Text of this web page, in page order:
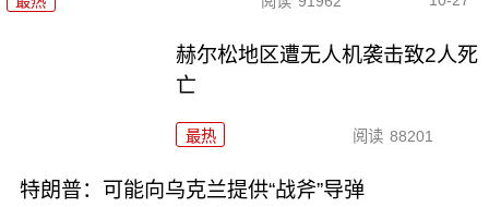
赫尔松地区遭无人机袭击致2人死
亡
最热 阅读 88201
特朗普：可能向乌克兰提供“战斧”导弹